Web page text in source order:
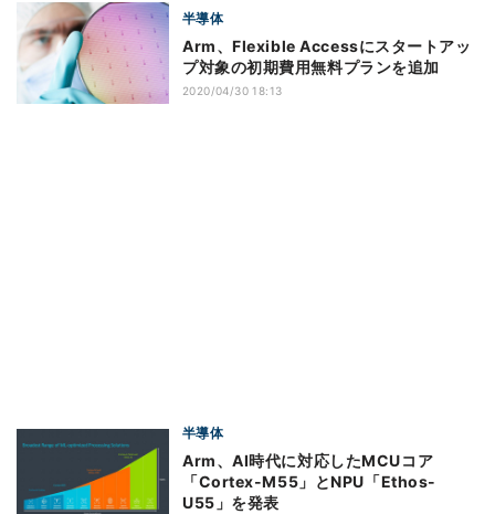
半導体
Arm、Flexible Accessにスタートアッ
プ対象の初期費用無料プランを追加
2020/04/30 18:13
半導体
Arm、AI時代に対応したMCUコア
「Cortex-M55」とNPU「Ethos-
U55」を発表